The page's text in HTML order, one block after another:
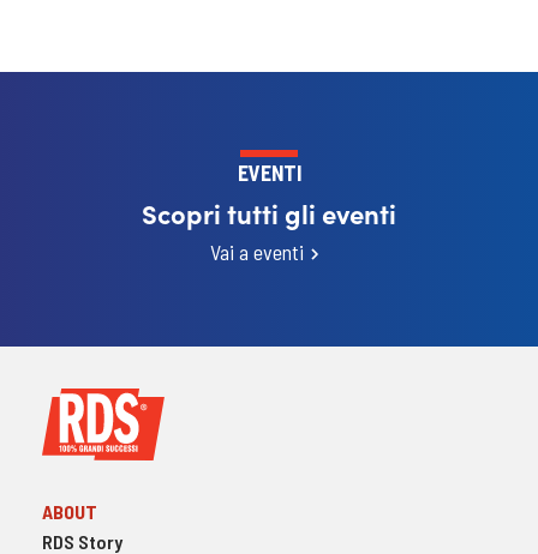
EVENTI
Scopri tutti gli eventi
Vai a eventi
ABOUT
RDS Story